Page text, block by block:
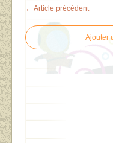
← Article précédent
Ajouter